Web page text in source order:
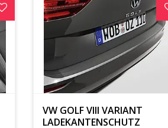
VW GOLF VIII VARIANT
LADEKANTENSCHUTZ